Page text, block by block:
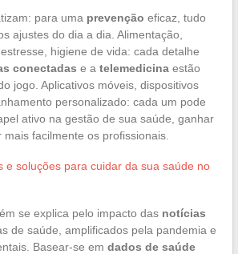
para uma prevenção eficaz, tudo
ajustes do dia a dia. Alimentação,
higiene de vida: cada detalhe
conectadas e a telemedicinaestão
jogo. Aplicativos móveis, dispositivos
personalizado: cada um pode
ativo na gestão de sua saúde, ganhar
facilmente os profissionais.
e soluções para cuidar da sua saúde no
se explica pelo impacto das notícias
de saúde, amplificados pela pandemia e
Basear-se em dados de saúde